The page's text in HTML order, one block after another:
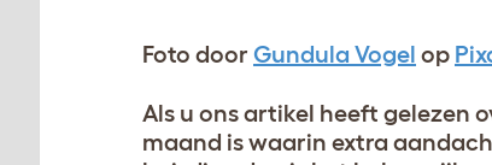
Foto door Gundula Vogel op
Als u ons artikel heeft gelezen
maand is waarin extra